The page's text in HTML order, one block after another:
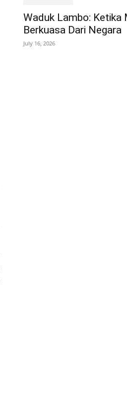
Waduk Lambo: Ketika
Berkuasa Dari Negara
July 16, 2026